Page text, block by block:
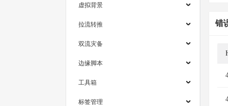
虚拟背景
拉流转推
双流灾备
边缘脚本
工具箱
标签管理
错